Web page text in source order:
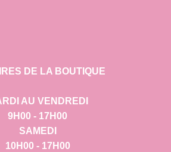
DE LA BOUTIQUE
AU VENDREDI
9H00 - 17H00
SAMEDI
10H00 - 17H00